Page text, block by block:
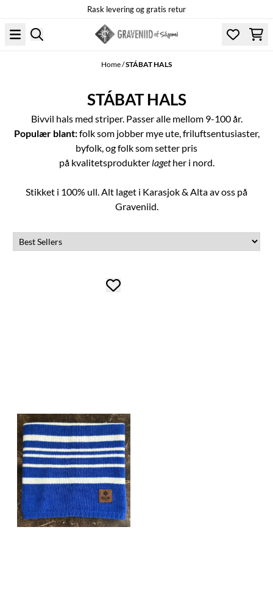
Rask levering og gratis retur
Home/STÁBAT HALS
STÁBAT HALS
Bivvil hals med striper. Passer alle mellom 9-100 år.
Populær blant:folk som jobber mye ute, friluftsentusiaster,
byfolk, og folk som setter pris
på kvalitetsprodukter lagether i nord.
Stikket i 100% ull. Alt laget i Karasjok & Alta av oss på
Graveniid.